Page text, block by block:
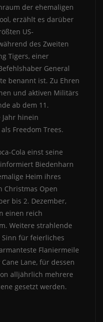
der ehemaligen
erzählt es darüber
US-
des Zweiten
Tigers, einer
General
benannt ist. Zu Ehren
und aktiven Militärs
ab dem 11.
Jahr hinein
Freedom Trees.
Cola einst seine
Biedenharn
Heim ihres
Christmas Open
bis 2. Dezember,
einen reich
Weitere strahlende
für feierliches
Flaniermeile
Lane, für dessen
alljährlich mehrere
gesetzt werden.